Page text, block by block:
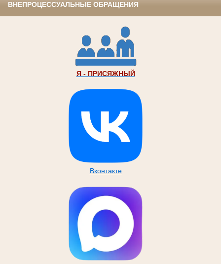
ВНЕПРОЦЕССУАЛЬНЫЕ ОБРАЩЕНИЯ
Я - ПРИСЯЖНЫЙ
Вконтакте